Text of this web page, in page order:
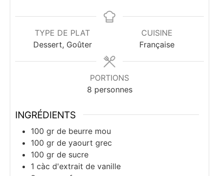
TYPE DE PLAT
Dessert, Goûter
CUISINE
Française
PORTIONS
8 personnes
INGRÉDIENTS
100 gr de beurre mou
100 gr de yaourt grec
100 gr de sucre
1 càc d'extrait de vanille